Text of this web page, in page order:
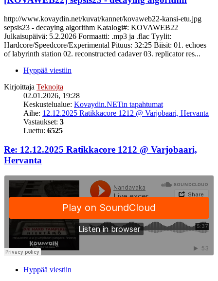
http://www.kovaydin.net/kuvat/kannet/kovaweb22-kansi-etu.jpg
sepsis23 - decaying algorithm Katalogi#: KOVAWEB22
Julkaisupäivä: 5.2.2026 Formaatti: .mp3 ja .flac Tyylit:
Hardcore/Speedcore/Experimental Pituus: 32:25 Biisit: 01. echoes
of labyrinth station 02. reconstructed cadaver 03. replicator res...
Hyppää viestiin
Kirjoittaja Teknojta
02.01.2026, 19:28
Keskustelualue: Kovaydin.NETin tapahtumat
Aihe: 12.12.2025 Ratikkacore 1212 @ Varjobaari, Hervanta
Vastaukset: 3
Luettu: 6525
Re: 12.12.2025 Ratikkacore 1212 @ Varjobaari,
Hervanta
Hyppää viestiin